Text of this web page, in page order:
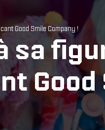
Good Smile Company !
sa
Good